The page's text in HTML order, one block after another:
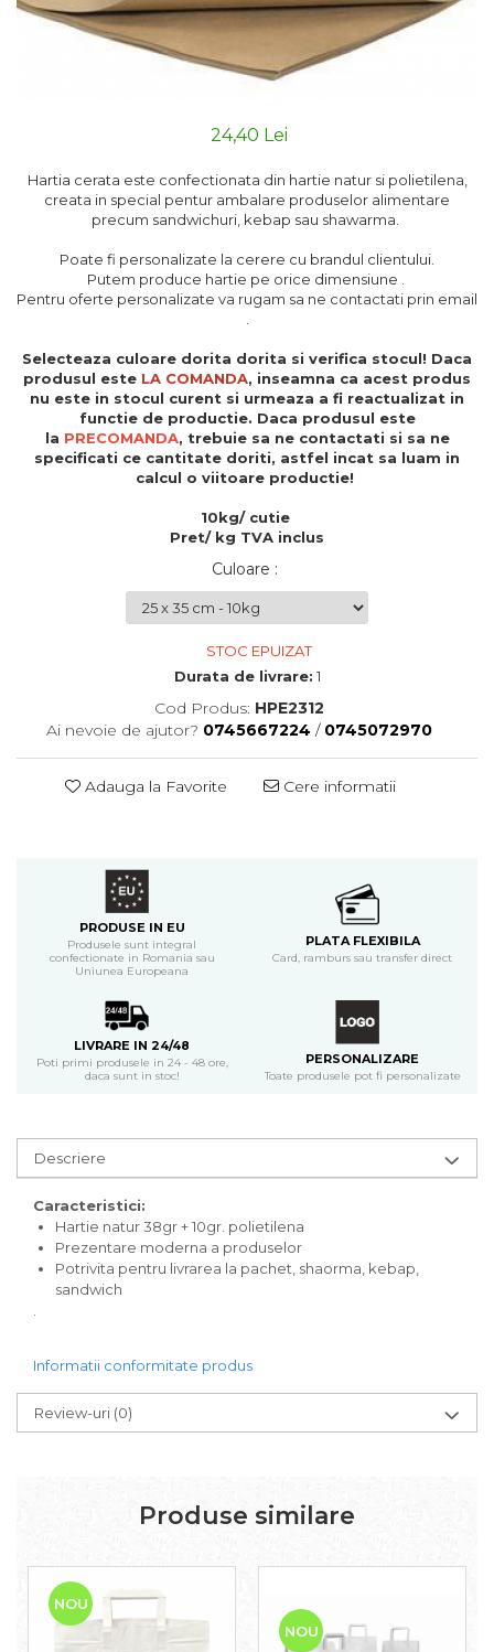
24,40 Lei
Hartia cerata este confectionata din hartie natur si polietilena,
creata in special pentur ambalare produselor alimentare
precum sandwichuri, kebap sau shawarma.
Poate fi personalizate la cerere cu brandul clientului.
Putem produce hartie pe orice dimensiune .
Pentru oferte personalizate va rugam sa ne contactati prin email
Selecteaza culoare dorita dorita si verifica stocul! Daca
produsul este LA COMANDA, inseamna ca acest produs
nu este in stocul curent si urmeaza a fi reactualizat in
functie de productie. Daca produsul este
la PRECOMANDA, trebuie sa ne contactati si sa ne
specificati ce cantitate doriti, astfel incat sa luam in
calcul o viitoare productie!
10kg/ cutie
Pret/ kg TVA inclus
Culoare :
STOC EPUIZAT
Durata de livrare: 1
Cod Produs: HPE2312
Ai nevoie de ajutor? 0745667224 / 0745072970
Adauga la Favorite Cere informatii
PRODUSE IN EU
Produsele sunt integral
confectionate in Romania sau
Uniunea Europeana
PLATA FLEXIBILA
Card, ramburs sau transfer direct
LIVRARE IN 24/48
Poti primi produsele in 24 - 48 ore,
daca sunt in stoc!
PERSONALIZARE
Toate produsele pot fi personalizate
Descriere
Caracteristici:
Hartie natur 38gr + 10gr. polietilena
Prezentare moderna a produselor
Potrivita pentru livrarea la pachet, shaorma, kebap,
sandwich
.
Informatii conformitate produs
Review-uri (0)
Produse similare
NOU
NOU